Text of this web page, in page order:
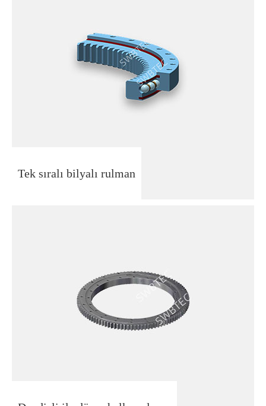
Tek sıralı bilyalı rulman